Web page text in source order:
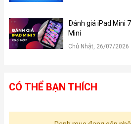
Đánh giá iPad Mini
Mini
Chủ Nhật, 26/07/2026
CÓ THỂ BẠN THÍCH